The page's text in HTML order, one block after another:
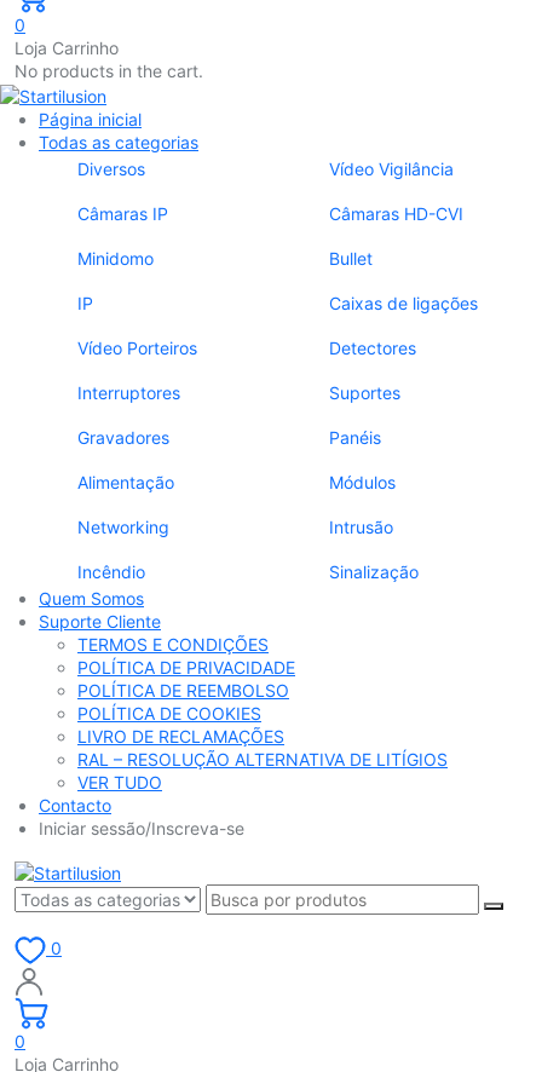
0
Loja Carrinho
No products in the cart.
Página inicial
Todas as categorias
Diversos
Vídeo Vigilância
Câmaras IP Câmaras HD-CVI
Minidomo Bullet
IP Caixas de ligações
Vídeo Porteiros Detectores
Interruptores Suportes
Gravadores Panéis
Alimentação Módulos
Networking Intrusão
Incêndio
Sinalização
Quem Somos
Suporte Cliente
TERMOS E CONDIÇÕES
POLÍTICA DE PRIVACIDADE
POLÍTICA DE REEMBOLSO
POLÍTICA DE COOKIES
LIVRO DE RECLAMAÇÕES
RAL – RESOLUÇÃO ALTERNATIVA DE LITÍGIOS
VER TUDO
Contacto
Iniciar sessão/Inscreva-se
0
0
Loja Carrinho